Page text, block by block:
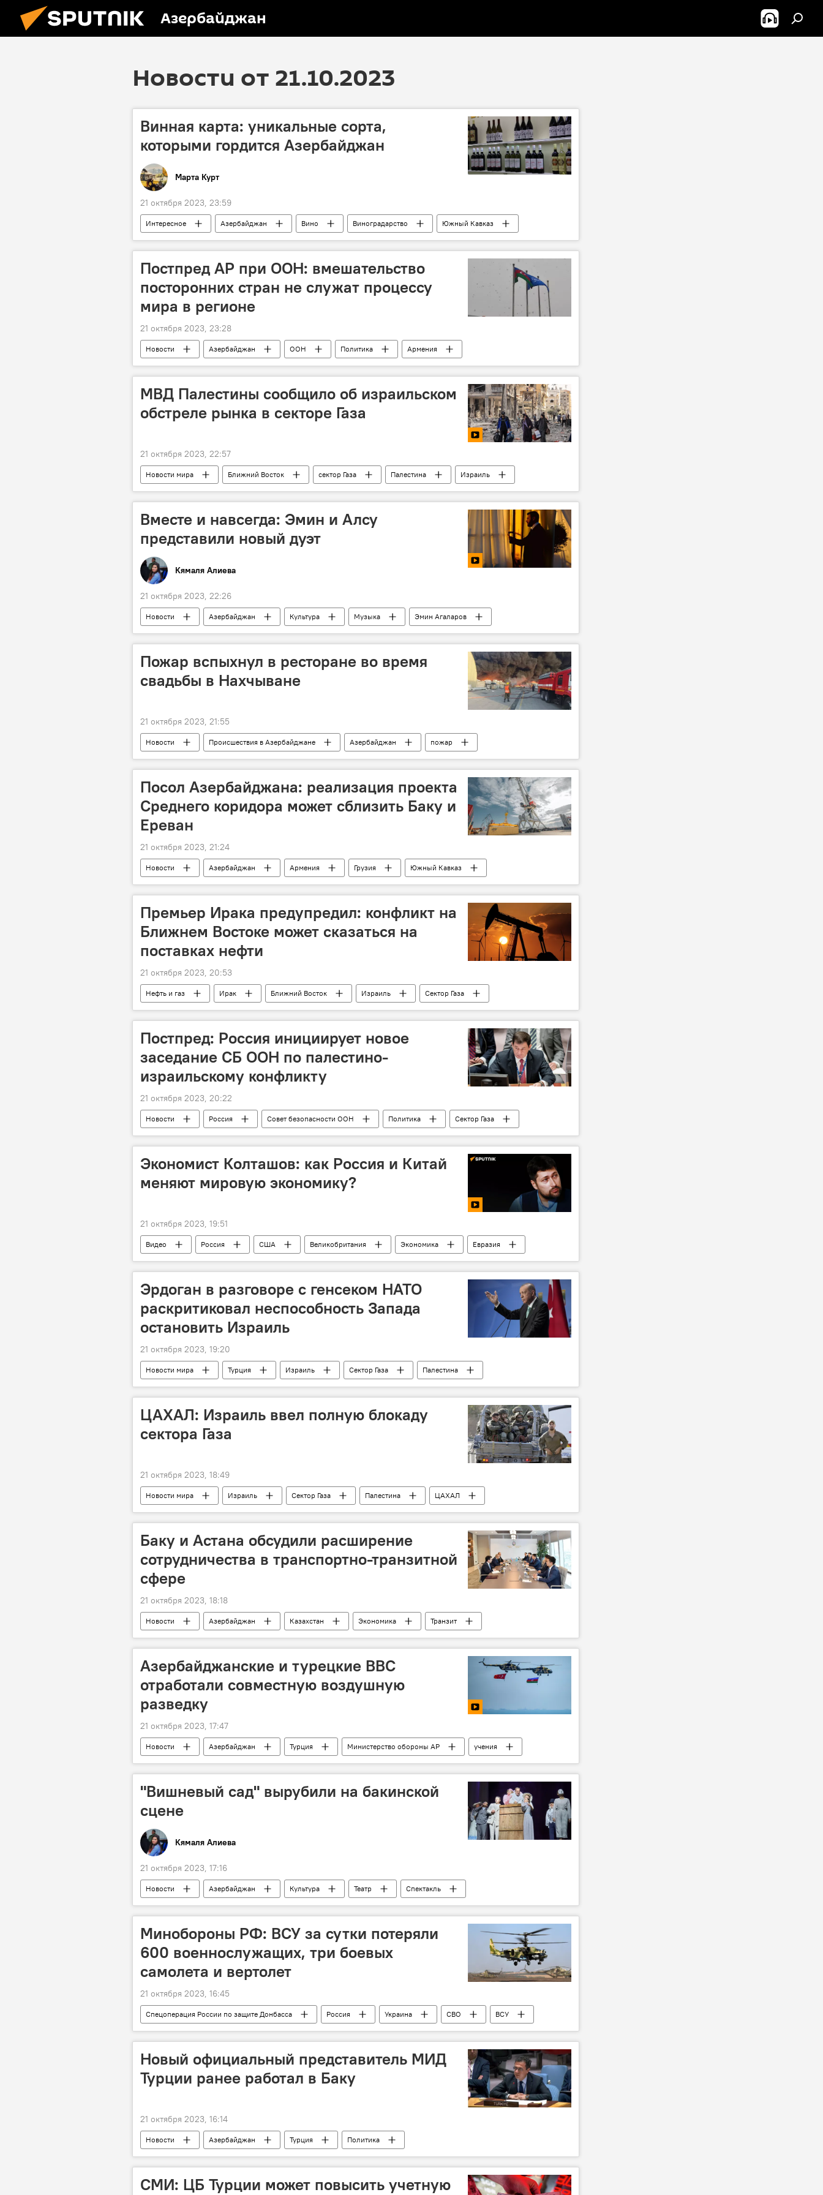
Азербайджан
Новости от 21.10.2023
Винная карта: уникальные сорта,
которыми гордится Азербайджан
Марта Курт
21 октября 2023, 23:59
Интересное Азербайджан Вино Виноградарство
Южный Кавказ
История
Постпред АР при ООН: вмешательство
посторонних стран не служат процессу
мира в регионе
21 октября 2023, 23:28
Новости Азербайджан ООН Политика
Армения
Южный Кавказ
МВД Палестины сообщило об израильском
обстреле рынка в секторе Газа
21 октября 2023, 22:57
Новости мира Ближний Восток сектор Газа Палестина
Израиль
Ракетный удар
пожар Рынок
Вместе и навсегда: Эмин и Алсу
представили новый дуэт
Кямаля Алиева
21 октября 2023, 22:26
Новости Азербайджан Культура Музыка
Эмин Агаларов
Алсу
Россия
Пожар вспыхнул в ресторане во время
свадьбы в Нахчыване
21 октября 2023, 21:55
Новости Происшествия в Азербайджане Азербайджан
пожар
Нахчыван
Ресторан МЧС АР
Посол Азербайджана: реализация проекта
Среднего коридора может сблизить Баку и
Ереван
21 октября 2023, 21:24
Новости Азербайджан Армения Грузия
Южный Кавказ
Транскаспийский международный транспортный коридор
Экономика Нидерланды
Премьер Ирака предупредил: конфликт на
Ближнем Востоке может сказаться на
поставках нефти
21 октября 2023, 20:53
Нефть и газ Ирак Ближний Восток Израиль
Сектор Газа
Палестина
Нефть
Постпред: Россия инициирует новое
заседание СБ ООН по палестино-
израильскому конфликту
21 октября 2023, 20:22
Новости Россия Совет безопасности ООН Политика
Сектор Газа
Палестина
Дмитрий Полянский
Экономист Колташов: как Россия и Китай
меняют мировую экономику?
21 октября 2023, 19:51
Видео Россия США Великобритания Экономика
Евразия
Транспортный коридор
Китай
Эрдоган в разговоре с генсеком НАТО
раскритиковал неспособность Запада
остановить Израиль
21 октября 2023, 19:20
Новости мира Турция Израиль Сектор Газа
Палестина
Конфликт
НАТО Реджеп Тайип Эрдоган Йенс Столтенберг
ЦАХАЛ: Израиль ввел полную блокаду
сектора Газа
21 октября 2023, 18:49
Новости мира Израиль Сектор Газа Палестина
ЦАХАЛ
Блокада
ХАМАС
Баку и Астана обсудили расширение
сотрудничества в транспортно-транзитной
сфере
21 октября 2023, 18:18
Новости Азербайджан Казахстан Экономика
Транзит
Микаил Джаббаров
Министерство экономики АР
Азербайджанские и турецкие ВВС
отработали совместную воздушную
разведку
21 октября 2023, 17:47
Новости Азербайджан Турция Министерство обороны АР
учения
Тренировка
ВВС Азербайджана
"Вишневый сад" вырубили на бакинской
сцене
Кямаля Алиева
21 октября 2023, 17:16
Новости Азербайджан Культура Театр
Спектакль
Антон Павлович Чехов
Минобороны РФ: ВСУ за сутки потеряли
600 военнослужащих, три боевых
самолета и вертолет
21 октября 2023, 16:45
Спецоперация России по защите Донбасса Россия Украина СВО
ВСУ
Бронетехника
Министерство обороны РФ БПЛА боевая авиация
Новый официальный представитель МИД
Турции ранее работал в Баку
21 октября 2023, 16:14
Новости Азербайджан Турция
Политика
Министерство иностранных дел Турции
Баку Россия Посол
СМИ: ЦБ Турции может повысить учетную